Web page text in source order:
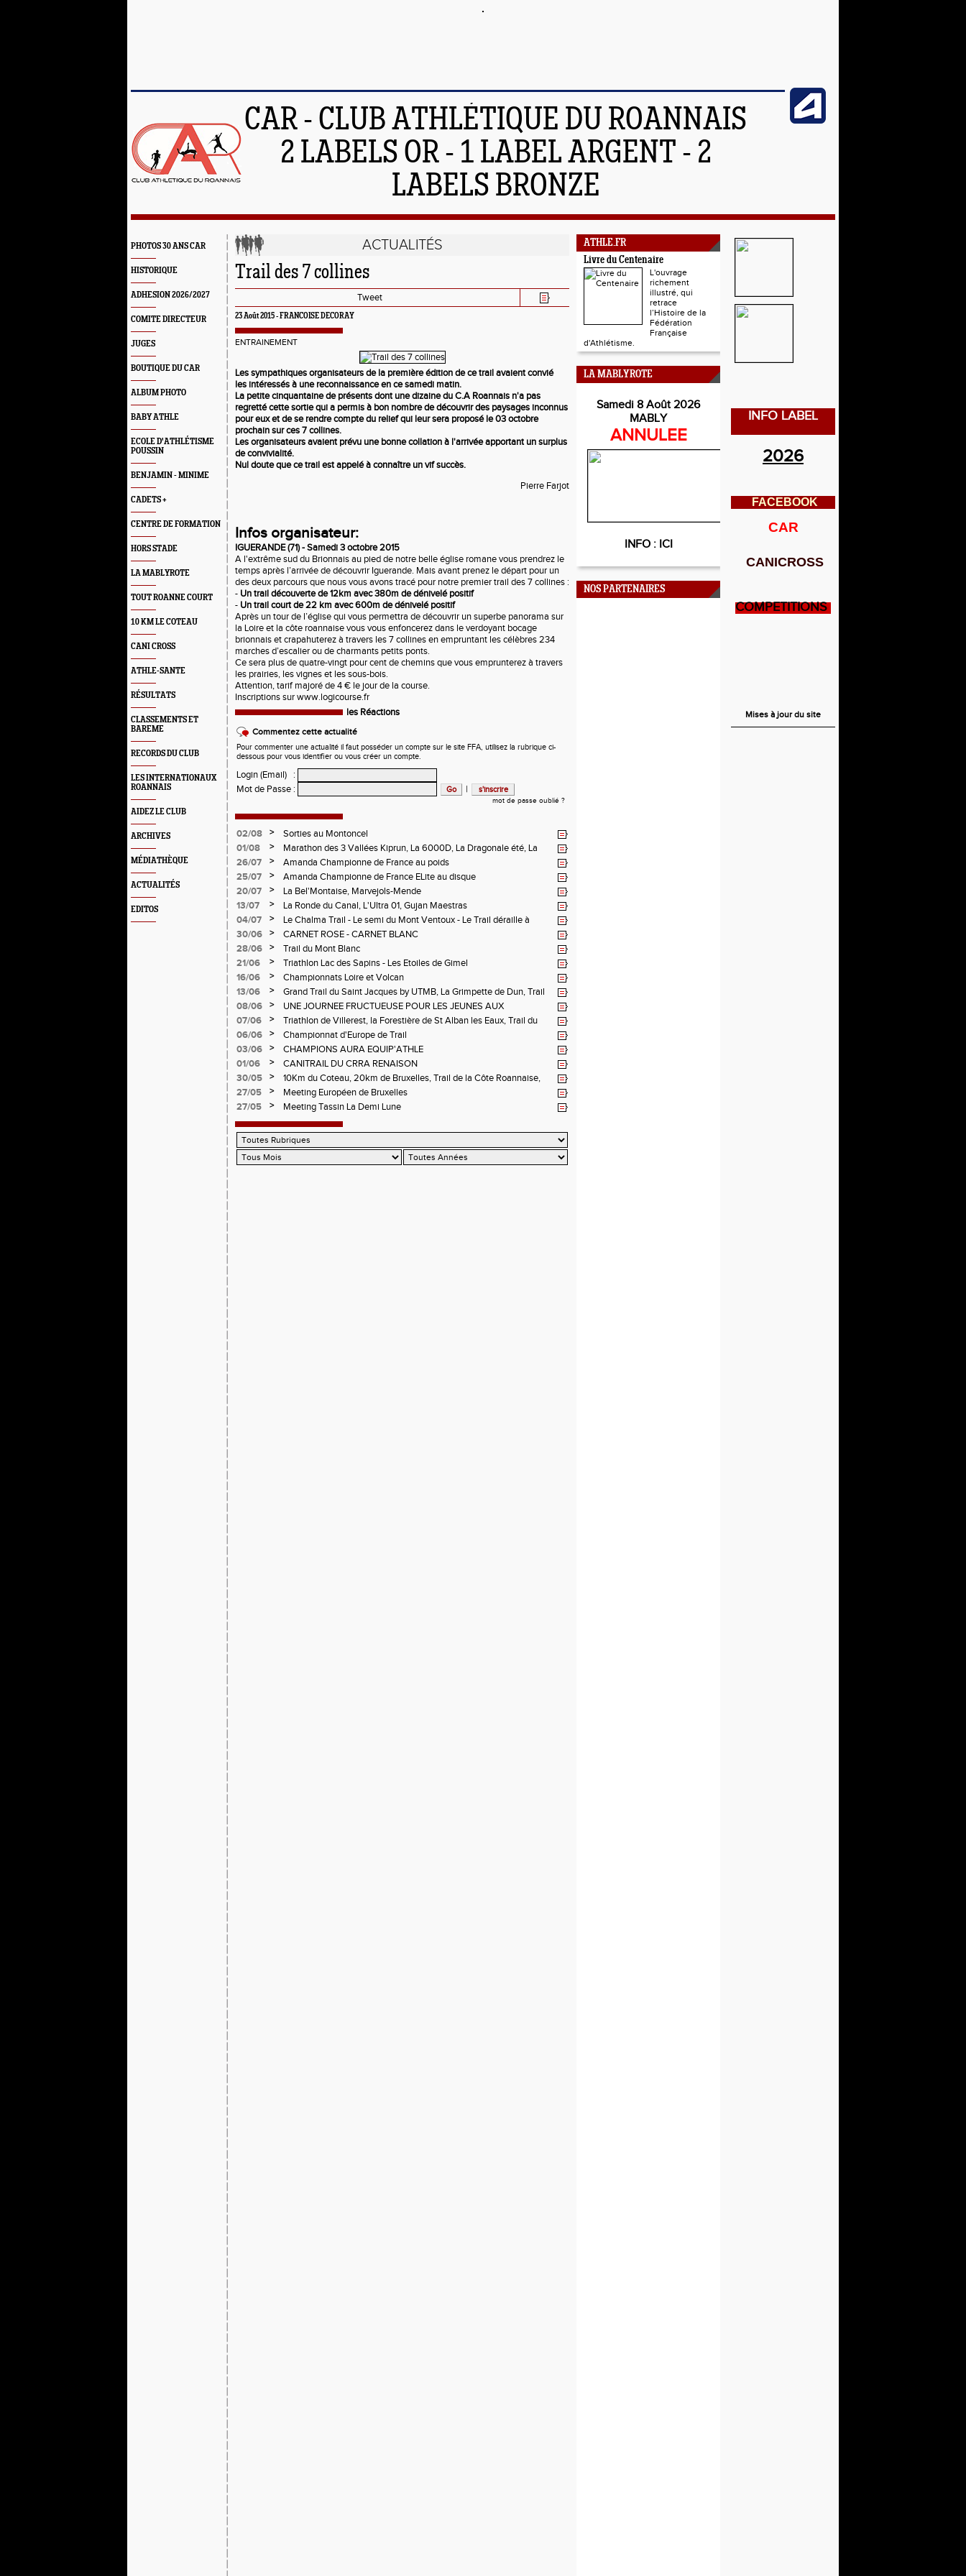
CAR - CLUB ATHLÉTIQUE DU ROANNAIS
2 LABELS OR - 1 LABEL ARGENT - 2
LABELS BRONZE
PHOTOS 30 ANS CAR
HISTORIQUE
ADHESION 2026/2027
COMITE DIRECTEUR
JUGES
BOUTIQUE DU CAR
ALBUM PHOTO
BABY ATHLE
ECOLE D'ATHLÉTISME
POUSSIN
BENJAMIN - MINIME
CADETS +
CENTRE DE FORMATION
HORS STADE
LA MABLYROTE
TOUT ROANNE COURT
10 KM LE COTEAU
CANI CROSS
ATHLE-SANTE
RÉSULTATS
CLASSEMENTS ET
BAREME
RECORDS DU CLUB
LES INTERNATIONAUX
ROANNAIS
AIDEZ LE CLUB
ARCHIVES
MÉDIATHÈQUE
ACTUALITÉS
EDITOS
ACTUALITÉS
Trail des 7 collines
Tweet
23 Août 2015 - FRANCOISE DECORAY
ENTRAINEMENT
Les sympathiques organisateurs de la première édition de ce trail avaient convié
les intéressés à une reconnaissance en ce samedi matin.
La petite cinquantaine de présents dont une dizaine du C.A Roannais n'a pas
regretté cette sortie qui a permis à bon nombre de découvrir des paysages inconnus
pour eux et de se rendre compte du relief qui leur sera proposé le 03 octobre
prochain sur ces 7 collines.
Les organisateurs avaient prévu une bonne collation à l'arrivée apportant un surplus
de convivialité.
Nul doute que ce trail est appelé à connaître un vif succès.
Pierre Farjot
Infos organisateur:
IGUERANDE (71) - Samedi 3 octobre 2015
A l'extrême sud du Brionnais au pied de notre belle église romane vous prendrez le
temps après l’arrivée de découvrir Iguerande. Mais avant prenez le départ pour un
des deux parcours que nous vous avons tracé pour notre premier trail des 7 collines :
- Un trail découverte de 12km avec 380m de dénivelé positif
- Un trail court de 22 km avec 600m de dénivelé positif
Après un tour de l’église qui vous permettra de découvrir un superbe panorama sur
la Loire et la côte roannaise vous vous enfoncerez dans le verdoyant bocage
brionnais et crapahuterez à travers les 7 collines en empruntant les célèbres 234
marches d’escalier ou de charmants petits ponts.
Ce sera plus de quatre-vingt pour cent de chemins que vous emprunterez à travers
les prairies, les vignes et les sous-bois.
Attention, tarif majoré de 4 € le jour de la course.
Inscriptions surwww.logicourse.fr
les Réactions
Commentez cette actualité
Pour commenter une actualité il faut posséder un compte sur le site FFA, utilisez la rubrique ci-
dessous pour vous identifier ou vous créer un compte.
Login (Email)
:
Mot de Passe : |
mot de passe oublié ?
02/08 >
Sorties au Montoncel
01/08
>
Marathon des 3 Vallées Kiprun, La 6000D, La Dragonale été, La
Verticale d'Orcières, St Augustin
26/07 >
Amanda Championne de France au poids
25/07
>
Amanda Championne de France ELite au disque
20/07
>
La Bel'Montaise, Marvejols-Mende
13/07
>
La Ronde du Canal, L'Ultra 01, Gujan Maestras
04/07
>
Le Chalma Trail - Le semi du Mont Ventoux - Le Trail déraille à
Cublize - Les Passerelles de Monteynard - Triathlon de Vichy - Trail
Pralognon La Vanoise
30/06 >
CARNET ROSE - CARNET BLANC
28/06
>
Trail du Mont Blanc
21/06
>
Triathlon Lac des Sapins - Les Etoiles de Gimel
16/06
>
Championnats Loire et Volcan
13/06
>
Grand Trail du Saint Jacques by UTMB, La Grimpette de Dun, Trail
d'Andrézieux-Bouthéon
08/06 >
UNE JOURNEE FRUCTUEUSE POUR LES JEUNES AUX
CHAMPIONNATS DE LA LOIRE A ANDREZIEUX
07/06 >
Triathlon de Villerest, la Forestière de St Alban les Eaux, Trail du
Circuit de la Sure, Tour du Pays Roannais FSGT
06/06 >
Championnat d'Europe de Trail
03/06
>
CHAMPIONS AURA EQUIP'ATHLE
01/06
>
CANITRAIL DU CRRA RENAISON
30/05
>
10Km du Coteau, 20km de Bruxelles, Trail de la Côte Roannaise,
Pilatrail
27/05 >
Meeting Européen de Bruxelles
27/05
> Meeting Tassin La Demi Lune
ATHLE.FR
Livre du Centenaire
L'ouvrage
richement
illustré, qui
retrace
l’Histoire de la
Fédération
Française
d'Athlétisme.
LA MABLYROTE
Samedi 8 Août 2026
MABLY
ANNULEE
INFO : ICI
NOS PARTENAIRES
INFO LABEL
2026
FACEBOOK
CAR
CANICROSS
COMPETITIONS
Mises à jour du site